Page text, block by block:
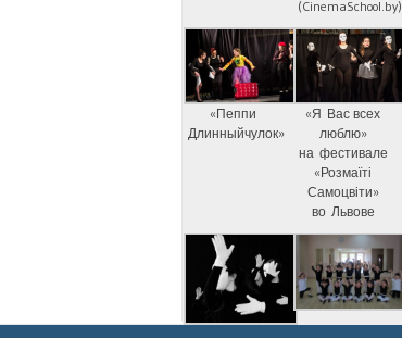
(CinemaSchool.by)
«Пеппи
Длинныйчулок»
«Я Вас всех
люблю»
на фестивале
«Розмаїті
Самоцвіти»
во Львове